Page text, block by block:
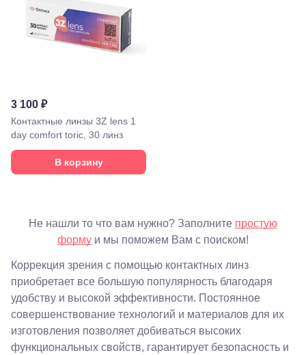
3 100 ₽
Контактные линзы 3Z lens 1
day comfort toric, 30 линз
В корзину
Не нашли то что вам нужно? Заполните простую
форму и мы поможем Вам с поиском!
Коррекция зрения с помощью контактных линз
приобретает все большую популярность благодаря
удобству и высокой эффективности. Постоянное
совершенствование технологий и материалов для их
изготовления позволяет добиваться высоких
функциональных свойств, гарантирует безопасность и
ул.
Маршала
Рыбалко,
Анапа, ул.
Краснозеленых,
Армавир,
Буденновск,
70а
Георгиевск,
Октябрьская,
72/ угол с ул.
Ленина, 117
Ключ, ул.